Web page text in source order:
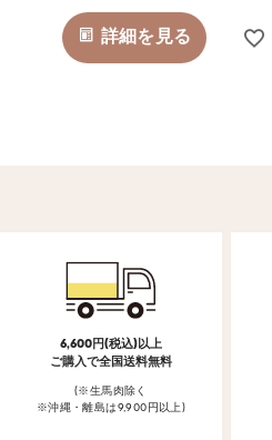
詳細を見る
6,600円(税込)以上
ご購入で全国送料無料
(※生馬肉除く
※沖縄・離島は9,900円以上)